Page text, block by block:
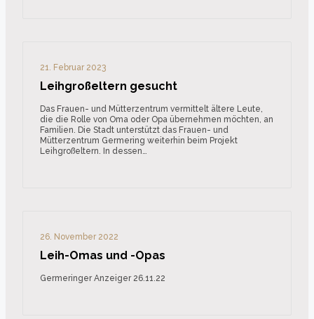
21. Februar 2023
Leihgroßeltern gesucht
Das Frauen- und Mütterzentrum vermittelt ältere Leute,
die die Rolle von Oma oder Opa übernehmen möchten, an
Familien. Die Stadt unterstützt das Frauen- und
Mütterzentrum Germering weiterhin beim Projekt
Leihgroßeltern. In dessen…
26. November 2022
Leih-Omas und -Opas
Germeringer Anzeiger 26.11.22